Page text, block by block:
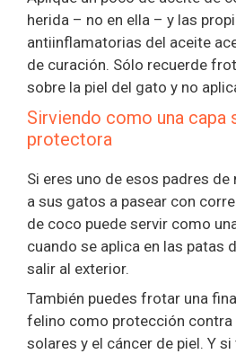
herida – no en ella – y las
antiinflamatorias del aceite
de curación. Sólo recuerde
sobre la piel del gato y no
Sirviendo como una capa
protectora
Si eres uno de esos padres
a sus gatos a pasear con
de coco puede servir como
cuando se aplica en las patas
salir al exterior.
También puedes frotar una
felino como protección contra
solares y el cáncer de piel. Y